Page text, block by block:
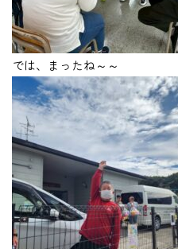
では、まったね～～